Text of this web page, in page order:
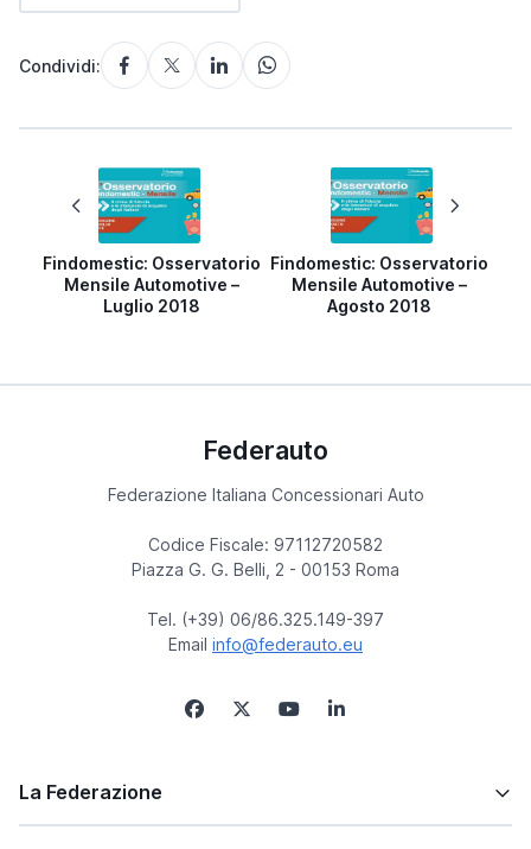
Condividi:
Findomestic: Osservatorio
Mensile Automotive –
Luglio 2018
Findomestic: Osservatorio
Mensile Automotive –
Agosto 2018
Federauto
Federazione Italiana Concessionari Auto
Codice Fiscale: 97112720582
Piazza G. G. Belli, 2 - 00153 Roma
Tel. (+39) 06/86.325.149-397
Email info@federauto.eu
La Federazione